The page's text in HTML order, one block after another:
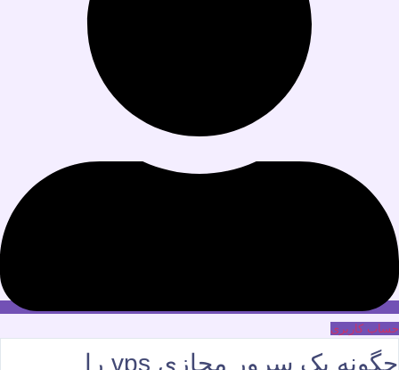
حساب کاربری
چگونه یک سرور مجازی vps را